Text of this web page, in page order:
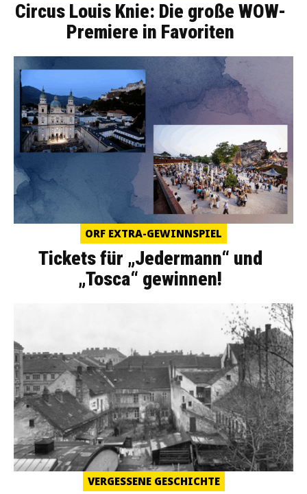
Circus Louis Knie: Die große WOW-
Premiere in Favoriten
ORF EXTRA-GEWINNSPIEL
Tickets für „Jedermann“ und
„Tosca“ gewinnen!
VERGESSENE GESCHICHTE